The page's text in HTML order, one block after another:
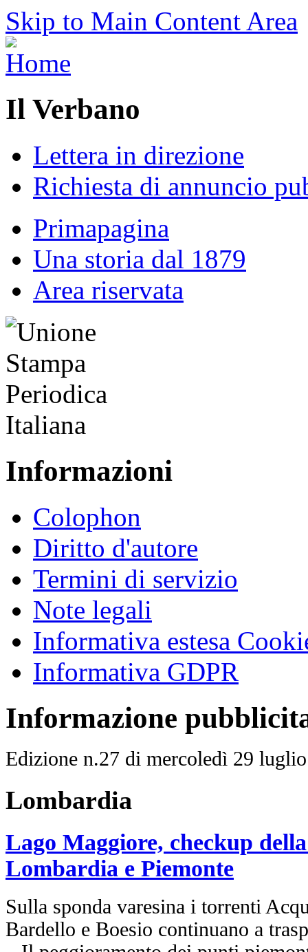
Skip to Main Content Area
Il Verbano
Lettera in direzione
Richiesta di annuncio
Primapagina
Una storia dal 1879
Area riservata
Informazioni
Colophon
Diritto d'autore
Termini di servizio
Note legali
Informativa estesa
Informativa GDPR
Informazione
Edizione n.27 di mercoledì 29
Lombardia
Lago Maggiore, checkup
Lombardia e Piemonte
Sulla sponda varesina i torrenti
Bardello e Boesio continuano a